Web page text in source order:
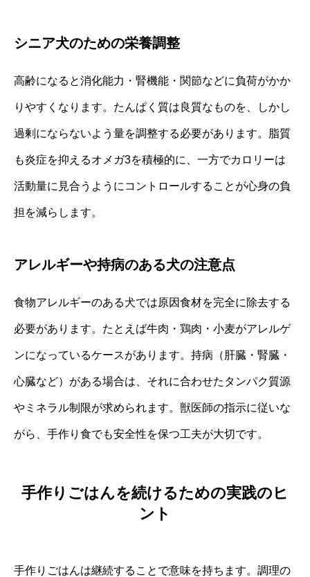
シニア犬のための栄養調整
高齢になると消化能力・腎機能・関節などに負荷がかか
りやすくなります。たんぱく質は良質なものを、しかし
過剰にならないよう量を調整する必要があります。脂質
も炎症を抑えるオメガ3を積極的に、一方でカロリーは
活動量に見合うようにコントロールすることが心身の負
担を減らします。
アレルギーや持病のある犬の注意点
食物アレルギーのある犬では原因食材を完全に除去する
必要があります。たとえば牛肉・鶏肉・小麦がアレルゲ
ンになっているケースがあります。持病（肝臓・腎臓・
心臓など）がある場合は、それに合わせたタンパク質源
やミネラル制限が求められます。獣医師の指示に従いな
がら、手作り食でも安全性を保つ工夫が大切です。
手作りごはんを続けるための実践のヒ
ント
手作りごはんは継続することで意味を持ちます。調理の